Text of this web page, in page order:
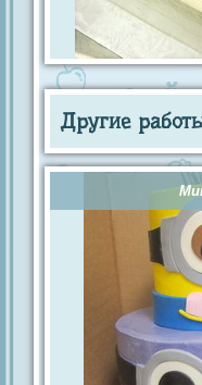
Другие